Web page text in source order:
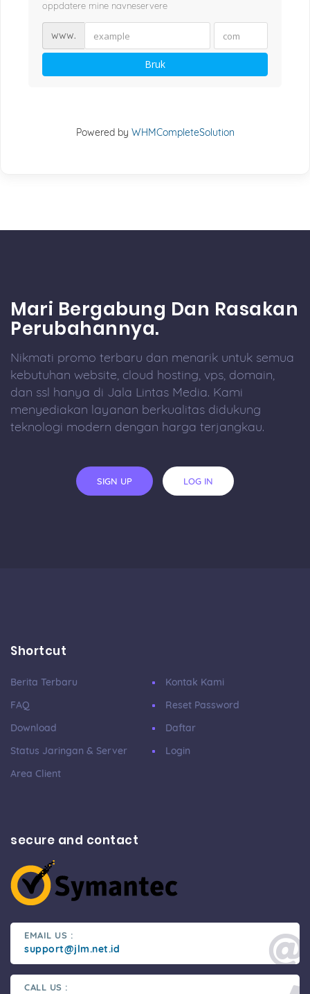
oppdatere mine navneservere
www.
Bruk
Powered by WHMCompleteSolution
Mari Bergabung Dan Rasakan
Perubahannya.
Nikmati promo terbaru dan menarik untuk semua
kebutuhan website, cloud hosting, vps, domain,
dan ssl hanya di Jala Lintas Media. Kami
menyediakan layanan berkualitas didukung
teknologi modern dengan harga terjangkau.
SIGN UP LOG IN
Shortcut
Berita Terbaru
FAQ
Download
Status Jaringan & Server
Area Client
Kontak Kami
Reset Password
Daftar
Login
secure and contact
EMAIL US :
support@jlm.net.id
CALL US :